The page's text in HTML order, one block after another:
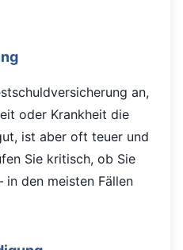
an,
oder Krankheit die
ist aber oft teuer und
Sie kritisch, ob Sie
den meisten Fällen